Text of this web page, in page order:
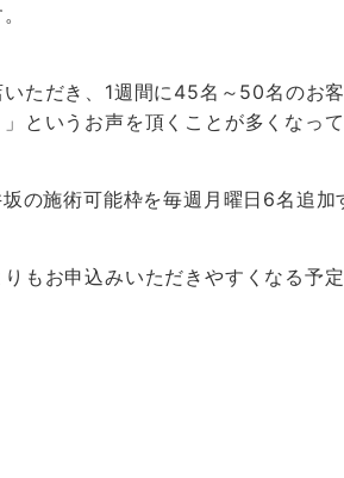
ただき、1週間に45名～50名のお
というお声を頂くことが多くなって
の施術可能枠を毎週月曜日6名追加
もお申込みいただきやすくなる予定